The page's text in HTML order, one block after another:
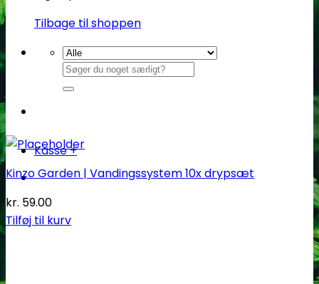
Tilbage til shoppen
Søg
efter:
Kasse+
Kinzo Garden | Vandingssystem 10x drypsæt
kr. 59.00
Tilføj til kurv